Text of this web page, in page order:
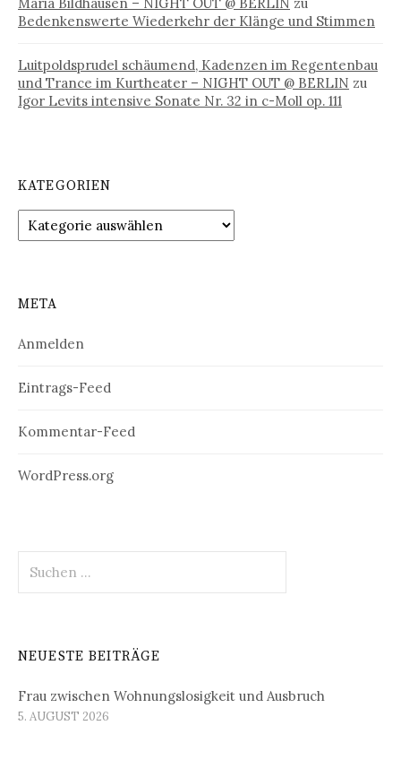
Bedenkenswerte Wiederkehr der Klänge und Stimmen
Luitpoldsprudel schäumend, Kadenzen im Regentenbau
und Trance im Kurtheater – NIGHT OUT @ BERLIN zu
Igor Levits intensive Sonate Nr. 32 in c-Moll op. 111
KATEGORIEN
Kategorien
META
Anmelden
Eintrags-Feed
Kommentar-Feed
WordPress.org
nach:
NEUESTE BEITRÄGE
Frau zwischen Wohnungslosigkeit und Ausbruch
5. AUGUST 2026